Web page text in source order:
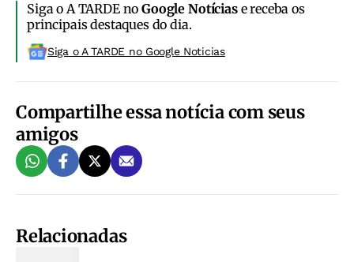
Siga o A TARDE noGoogle Notíciase receba os
principais destaques do dia.
Siga o A TARDE no Google Noticias
Compartilhe essa notícia com seus
amigos
Relacionadas